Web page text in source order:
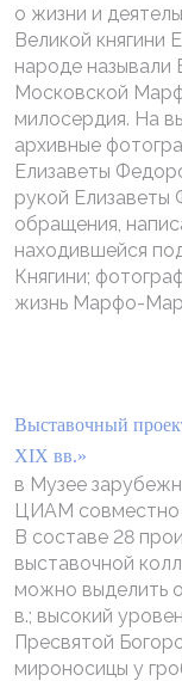
о жизни и
Великой княгини
народе называли
Московской
милосердия. На
архивные
Елизаветы
рукой Елизаветы
обращения,
находившейся
Княгини;
жизнь Марфо-
Выставочный
XIX вв.»
в Музее
ЦИАМ совместно
В составе 28
выставочной
можно выделить
в.; высокий
Пресвятой
мироносицы у